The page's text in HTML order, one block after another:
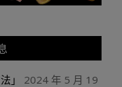
」
2024 年 5 月 19